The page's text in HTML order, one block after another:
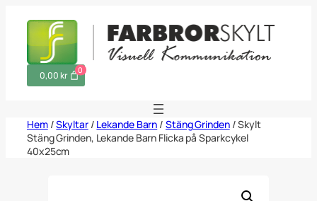
0
0,00 kr
Hem/Skyltar/ Lekande Barn / Stäng Grinden/ Skylt
Stäng Grinden, Lekande Barn Flicka på Sparkcykel
40x25cm